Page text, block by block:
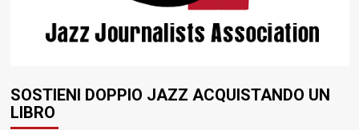
SOSTIENI DOPPIO JAZZ ACQUISTANDO UN
LIBRO